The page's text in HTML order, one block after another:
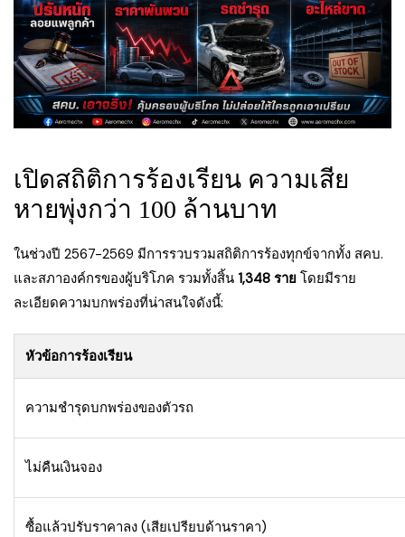
เปิดสถิติการร้องเรียน ความเสีย
หายพุ่งกว่า 100 ล้านบาท
ในช่วงปี 2567-2569 มีการรวบรวมสถิติการร้องทุกข์จากทั้ง สคบ.
และสภาองค์กรของผู้บริโภค รวมทั้งสิ้น 1,348 ราย โดยมีราย
ละเอียดความบกพร่องที่น่าสนใจดังนี้:
หัวข้อการร้องเรียน
ความชำรุดบกพร่องของตัวรถ
ไม่คืนเงินจอง
ซื้อแล้วปรับราคาลง (เสียเปรียบด้านราคา)